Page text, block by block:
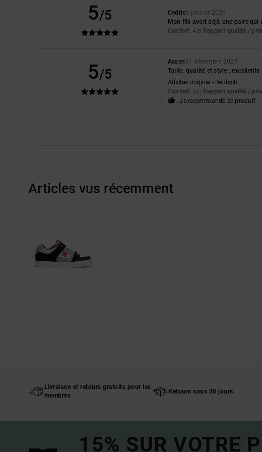
5/5 Cedric3 janvier 2026
Mon fils avait déjà une paire qui
Confort: 4/5 Rapport qualité / prix
5/5
Assen31 décembre 2025
Taille, qualité et style : excellents
Afficher original - Deutsch
Confort: 5/5 Rapport qualité / prix
Je recommande ce produit
Articles vus récemment
Livraison et retours gratuits pour les
membres
Retours sous 30 jours
15% SUR VOTRE